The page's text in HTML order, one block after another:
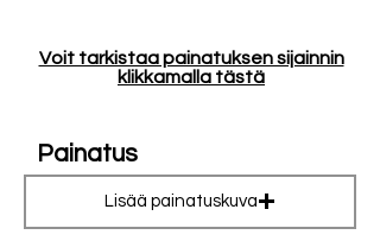
Spandex. Bondad med 100%
Polyester fleece.
signe märkd vadd (100 gram i kropp,
80 gram i ärm)
Voit tarkistaa painatuksen sijainnin
klikkamalla tästä
Painatus
Lisää painatuskuva